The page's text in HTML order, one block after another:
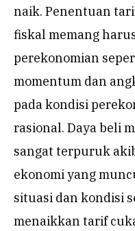
naik. Penentuan
fiskal memang
perekonomian
momentum dan
pada kondisi
rasional. Daya beli
sangat terpuruk
ekonomi yang
situasi dan kondisi
menaikkan tarif